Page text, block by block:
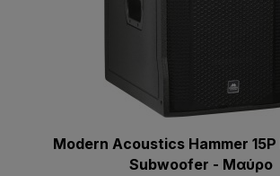
Modern Acoustics Hammer 15P
Subwoofer - Μαύρο